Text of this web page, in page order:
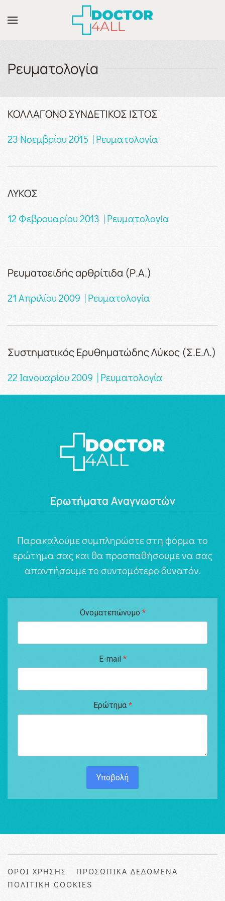
Skip to main content
Ρευματολογία
ΚΟΛΛΑΓΟΝΟ ΣΥΝΔΕΤΙΚΟΣ ΙΣΤΟΣ
23 Νοεμβρίου 2015 | Ρευματολογία
ΛΥΚΟΣ
12 Φεβρουαρίου 2013 | Ρευματολογία
Ρευματοειδής αρθρίτιδα (Ρ.Α.)
21 Απριλίου 2009 | Ρευματολογία
Συστηματικός Ερυθηματώδης Λύκος (Σ.Ε.Λ.)
22 Ιανουαρίου 2009 | Ρευματολογία
Ερωτήματα Αναγνωστών
Παρακαλούμε συμπληρώστε στη φόρμα το
ερώτημα σας και θα προσπαθήσουμε να σας
απαντήσουμε το συντομότερο δυνατόν.
Ονοματεπώνυμο *
E-mail *
Ερώτημα *
Υποβολή
ΟΡΟΙ ΧΡΗΣΗΣ
ΠΡΟΣΩΠΙΚΑ ΔΕΔΟΜΕΝΑ
ΠΟΛΙΤΙΚΗ COOKIES